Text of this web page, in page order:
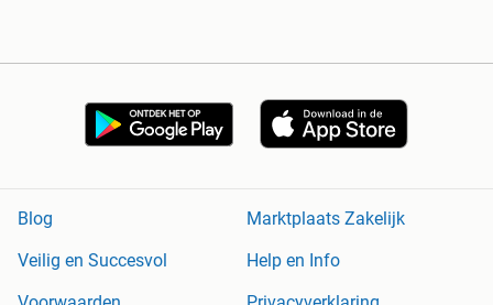
Blog
Marktplaats Zakelijk
Veilig en Succesvol
Help en Info